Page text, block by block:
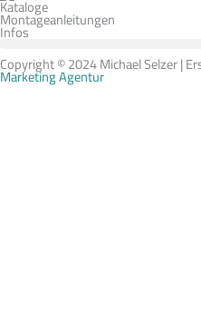
Kataloge
Montageanleitungen
Infos
Copyright © 2024 Michael Selzer |
Marketing Agentur